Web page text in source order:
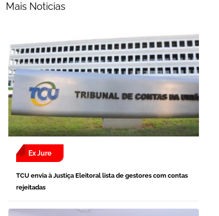
Mais Noticias
Ex Jure
TCU envia à Justiça Eleitoral lista de gestores com contas
rejeitadas